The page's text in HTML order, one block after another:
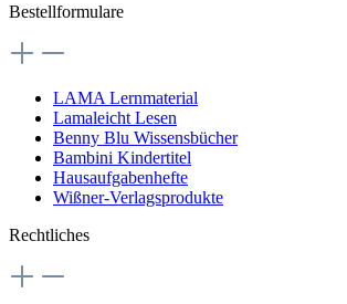
Bestellformulare
LAMA Lernmaterial
Lamaleicht Lesen
Benny Blu Wissensbücher
Bambini Kindertitel
Hausaufgabenhefte
Wißner-Verlagsprodukte
Rechtliches